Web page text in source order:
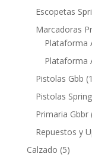
Escopetas
Marcadoras
Plataforma
Plataforma
Pistolas Gbb
Pistolas Spring
Primaria Gbbr
Repuestos y
Calzado (5)